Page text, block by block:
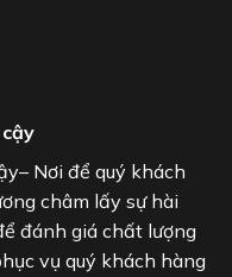
Nơi để quý khách
châm lấy sự hài
đánh giá chất lượng
vụ quý khách hàng